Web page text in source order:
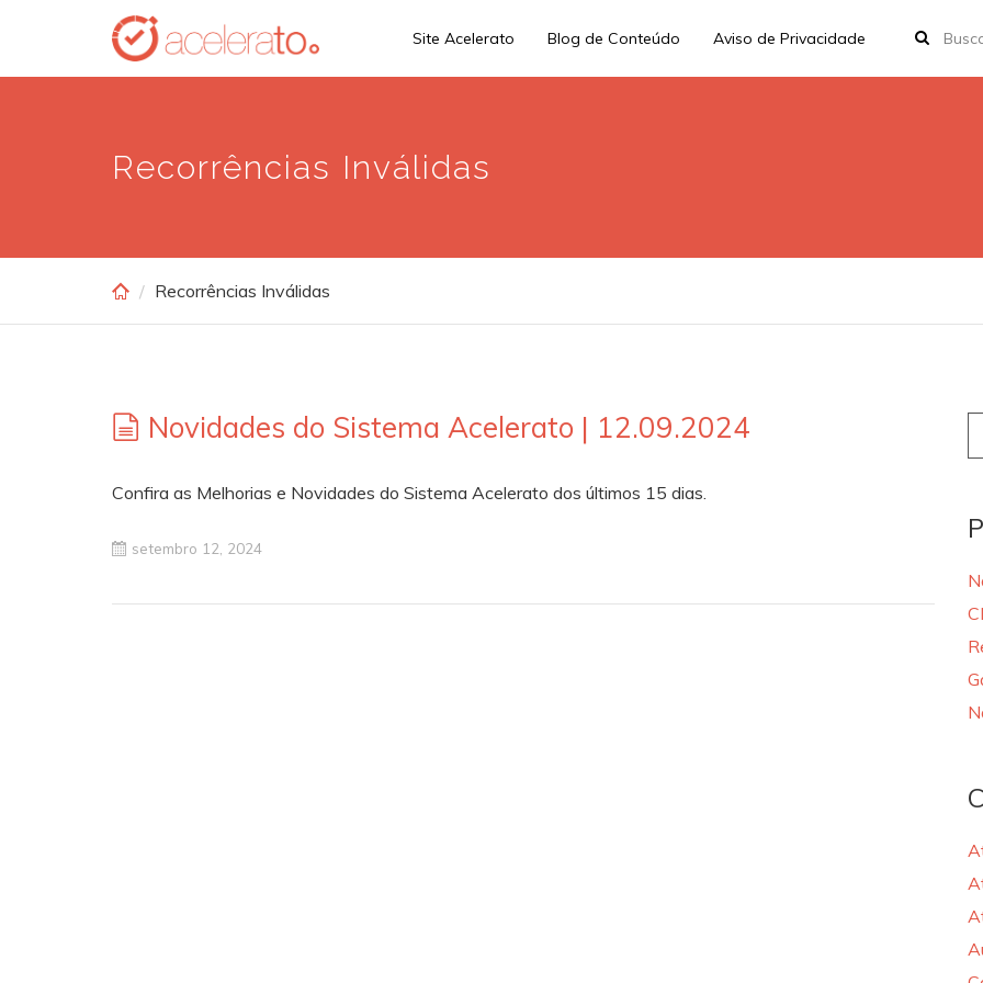
main
Site Acelerato Blog de Conteúdo Aviso de Privacidade
Recorrências Inválidas
Recorrências Inválidas
Novidades do Sistema Acelerato | 12.09.2024
Confira as Melhorias e Novidades do Sistema Acelerato dos últimos 15 dias.
setembro 12, 2024